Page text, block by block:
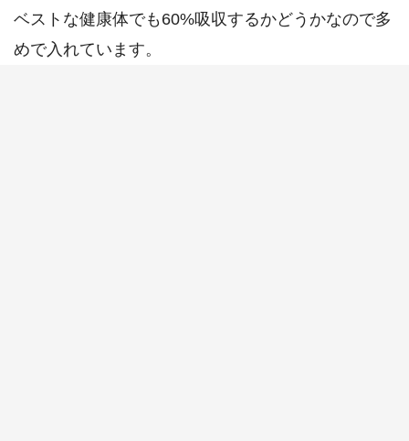
ベストな健康体でも60%吸収するかどうかなので多
めで入れています。